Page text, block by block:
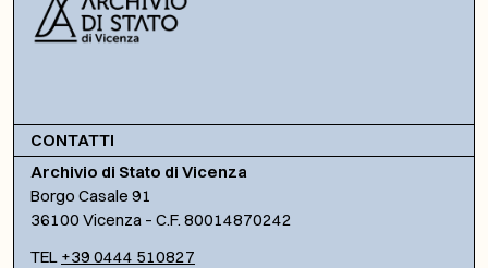
CONTATTI
Archivio di Stato di Vicenza
Borgo Casale 91
36100 Vicenza – C.F. 80014870242
TEL +39 0444 510827